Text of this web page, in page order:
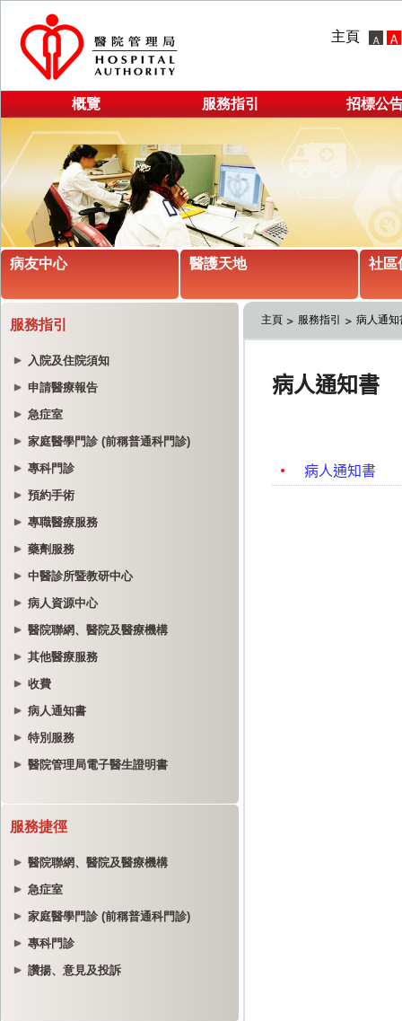
主頁
概覽 服務指引 招標公
病友中心 醫護天地 社區
服務指引
入院及住院須知
申請醫療報告
急症室
家庭醫學門診 (前稱普通科門診)
專科門診
預約手術
專職醫療服務
藥劑服務
中醫診所暨教研中心
病人資源中心
醫院聯網、醫院及醫療機構
其他醫療服務
收費
病人通知書
特別服務
醫院管理局電子醫生證明書
服務捷徑
醫院聯網、醫院及醫療機構
急症室
家庭醫學門診 (前稱普通科門診)
專科門診
讚揚、意見及投訴
主頁 服務指引 病人通知